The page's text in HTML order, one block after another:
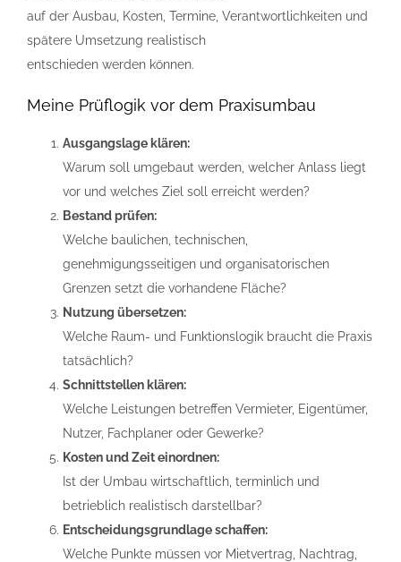
auf der Ausbau, Kosten, Termine, Verantwortlichkeiten und
spätere Umsetzung realistisch
entschieden werden können.
Meine Prüflogik vor dem Praxisumbau
Ausgangslage klären:
Warum soll umgebaut werden, welcher Anlass liegt
vor und welches Ziel soll erreicht werden?
Bestand prüfen:
Welche baulichen, technischen,
genehmigungsseitigen und organisatorischen
Grenzen setzt die vorhandene Fläche?
Nutzung übersetzen:
Welche Raum- und Funktionslogik braucht die Praxis
tatsächlich?
Schnittstellen klären:
Welche Leistungen betreffen Vermieter, Eigentümer,
Nutzer, Fachplaner oder Gewerke?
Kosten und Zeit einordnen:
Ist der Umbau wirtschaftlich, terminlich und
betrieblich realistisch darstellbar?
Entscheidungsgrundlage schaffen:
Welche Punkte müssen vor Mietvertrag, Nachtrag,